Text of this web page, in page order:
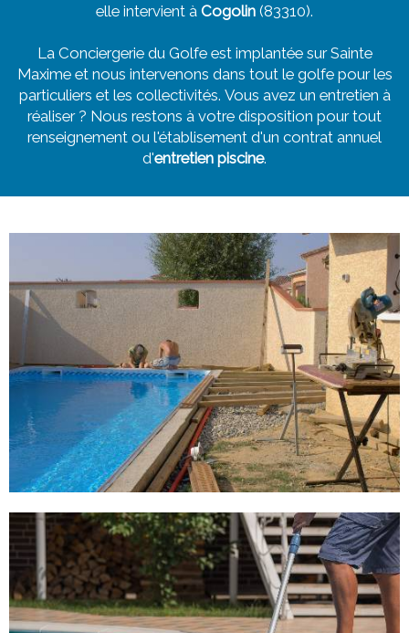
elle intervient à Cogolin (83310).
La Conciergerie du Golfe est implantée sur Sainte
Maxime et nous intervenons dans tout le golfe pour les
particuliers et les collectivités. Vous avez un entretien à
réaliser ? Nous restons à votre disposition pour tout
renseignement ou l'établisement d'un contrat annuel
d'entretien piscine.